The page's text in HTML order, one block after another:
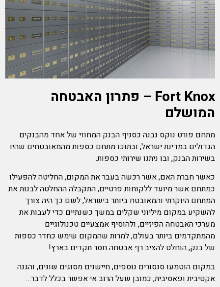
Fort Knox –
פתרון האבטחה
המושלם
מתחם פורט נוקס נבנה כסניף הבנק המחוזי של אחד מהבנקים
הגדולים במדינת ישראל, ובתוכו מתחם כספות מהמאובטחים שהיו
בשירות הבנק, ובו ניתנו שירותי כספות.
כאשר חברת האם, אשר רכשה בעבר את המקום, החליטה להפעילו
כמתחם אשר מיועד ללקוחות פרטיים, התקבלה ההחלטה לבנות את
המתחם היוקרתי והמאובטח ביותר בישראל, לשם כך היה צורך
להשקיע במקום מיליוני שקלים במשך כשנתיים כדי לעבות את
מערכי האבטחה הפיזיים, ולהוסיף אמצעיים טכנולוגיים
מהמתקדמים ביותר בעולם, למרות שהמקום שימש כחדר כספות
של בנק, הוחלט להציב רף אבטחה חסר תקדים בארץ!
במקום הוטמעו סנסורים נוספים, חיישנים מסוגים שונים, והגנה
אקטיבית ופאסיבית, כמובן שעל הרוב אי אפשר בכלל לדבר…